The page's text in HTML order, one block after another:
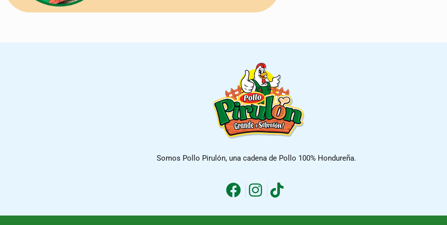
Somos Pollo Pirulón, una cadena de Pollo 100% Hondureña.